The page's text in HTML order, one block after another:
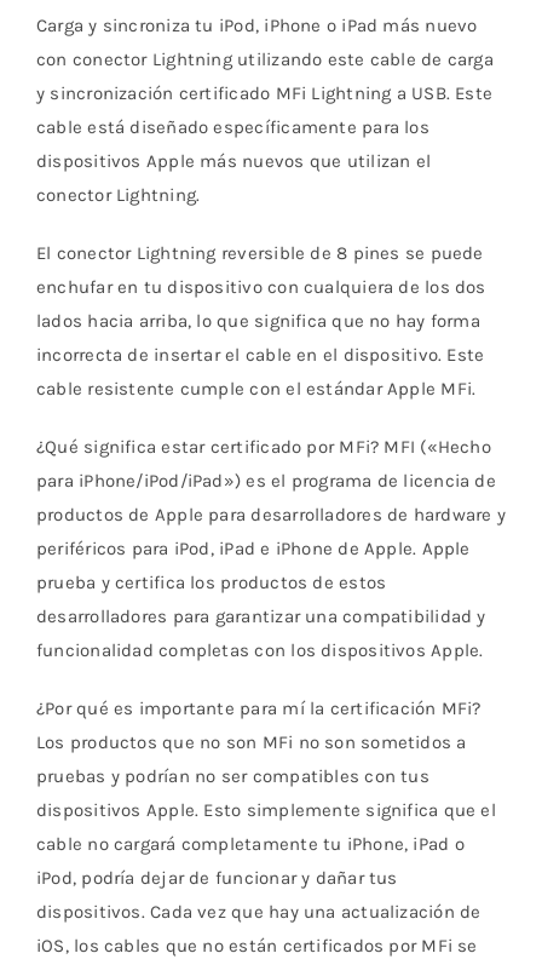
Carga y sincroniza tu iPod, iPhone o iPad más nuevo
con conector Lightning utilizando este cable de carga
y sincronización certificado MFi Lightning a USB. Este
cable está diseñado específicamente para los
dispositivos Apple más nuevos que utilizan el
conector Lightning.
El conector Lightning reversible de 8 pines se puede
enchufar en tu dispositivo con cualquiera de los dos
lados hacia arriba, lo que significa que no hay forma
incorrecta de insertar el cable en el dispositivo. Este
cable resistente cumple con el estándar Apple MFi.
¿Qué significa estar certificado por MFi? MFI («Hecho
para iPhone/iPod/iPad») es el programa de licencia de
productos de Apple para desarrolladores de hardware y
periféricos para iPod, iPad e iPhone de Apple. Apple
prueba y certifica los productos de estos
desarrolladores para garantizar una compatibilidad y
funcionalidad completas con los dispositivos Apple.
¿Por qué es importante para mí la certificación MFi?
Los productos que no son MFi no son sometidos a
pruebas y podrían no ser compatibles con tus
dispositivos Apple. Esto simplemente significa que el
cable no cargará completamente tu iPhone, iPad o
iPod, podría dejar de funcionar y dañar tus
dispositivos. Cada vez que hay una actualización de
iOS, los cables que no están certificados por MFi se